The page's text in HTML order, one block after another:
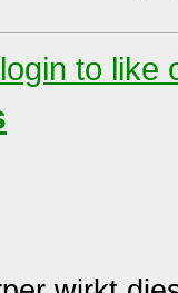
to like